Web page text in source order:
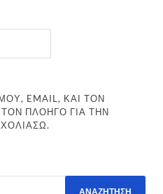
EMAIL, ΚΑΙ ΤΟΝ
ΠΛΟΗΓΌ ΓΙΑ ΤΗΝ